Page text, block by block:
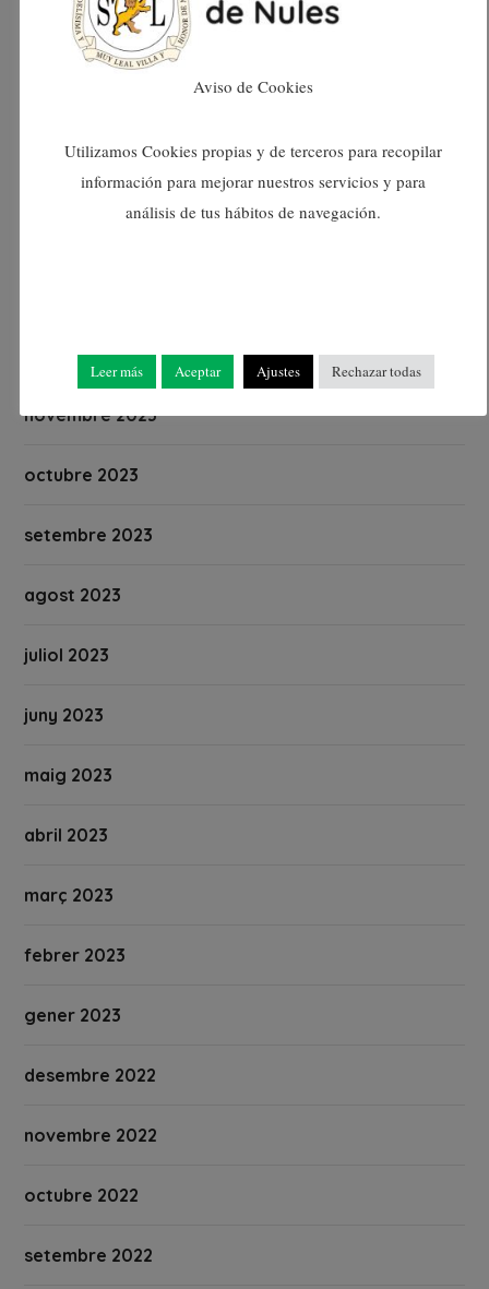
maig 2024
març 2024
desembre 2023
novembre 2023
octubre 2023
setembre 2023
agost 2023
juliol 2023
juny 2023
maig 2023
abril 2023
març 2023
febrer 2023
gener 2023
desembre 2022
novembre 2022
octubre 2022
setembre 2022
Aviso de Cookies
Utilizamos Cookies propias y de terceros para recopilar
información para mejorar nuestros servicios y para
análisis de tus hábitos de navegación.
Leer más Aceptar Ajustes Rechazar todas